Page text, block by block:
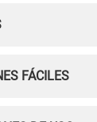
FÁCILES